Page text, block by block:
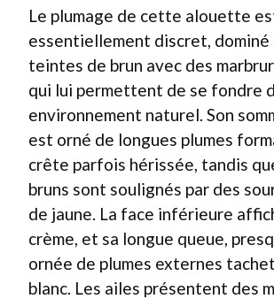
Le plumage de cette alouette
essentiellement discret, dominé
teintes de brun avec des
qui lui permettent de se fondre
environnement naturel. Son
est orné de longues plumes
crête parfois hérissée, tandis
bruns sont soulignés par des
de jaune. La face inférieure
crème, et sa longue queue,
ornée de plumes externes
blanc. Les ailes présentent des